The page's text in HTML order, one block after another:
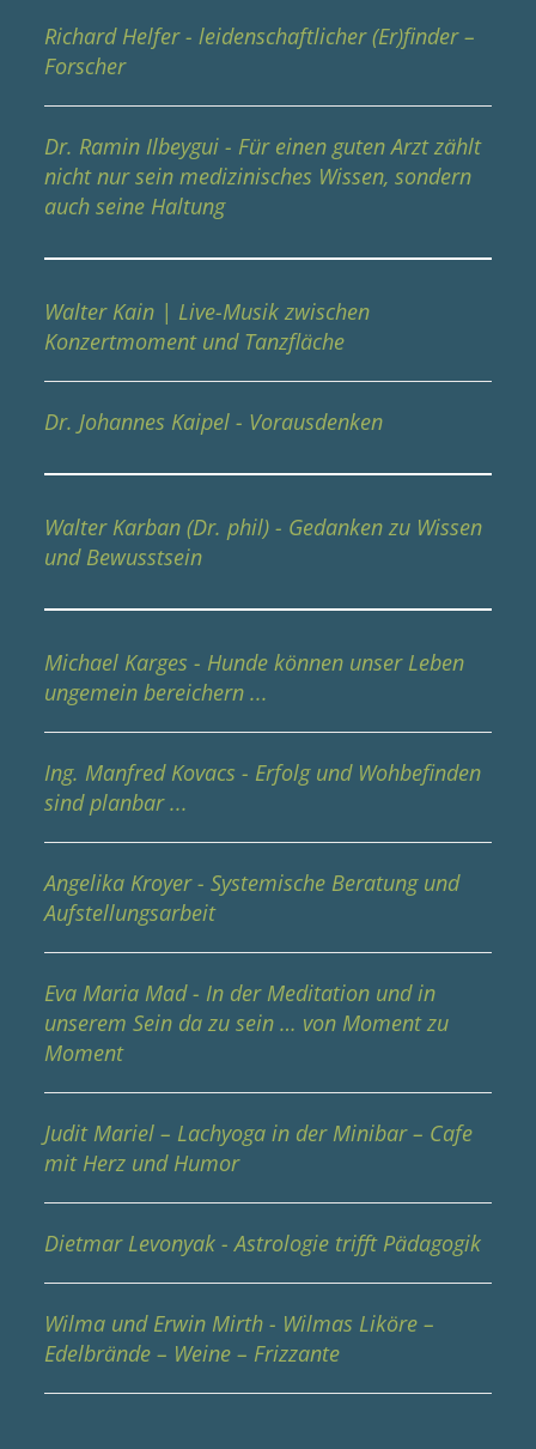
Richard Helfer - leidenschaftlicher (Er)finder –
Forscher
Dr. Ramin Ilbeygui - Für einen guten Arzt zählt
nicht nur sein medizinisches Wissen, sondern
auch seine Haltung
Walter Kain | Live-Musik zwischen
Konzertmoment und Tanzfläche
Dr. Johannes Kaipel - Vorausdenken
Walter Karban (Dr. phil) - Gedanken zu Wissen
und Bewusstsein
Michael Karges - Hunde können unser Leben
ungemein bereichern ...
Ing. Manfred Kovacs - Erfolg und Wohbefinden
sind planbar ...
Angelika Kroyer - Systemische Beratung und
Aufstellungsarbeit
Eva Maria Mad - In der Meditation und in
unserem Sein da zu sein … von Moment zu
Moment
Judit Mariel – Lachyoga in der Minibar – Cafe
mit Herz und Humor
Dietmar Levonyak - Astrologie trifft Pädagogik
Wilma und Erwin Mirth - Wilmas Liköre –
Edelbrände – Weine – Frizzante